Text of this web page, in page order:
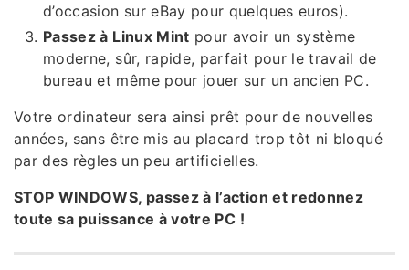
d’occasion sur eBay pour quelques euros).
Passez à Linux Mint pour avoir un système
moderne, sûr, rapide, parfait pour le travail de
bureau et même pour jouer sur un ancien PC.
Votre ordinateur sera ainsi prêt pour de nouvelles
années, sans être mis au placard trop tôt ni bloqué
par des règles un peu artificielles.
STOP WINDOWS, passez à l’action et redonnez
toute sa puissance à votre PC !